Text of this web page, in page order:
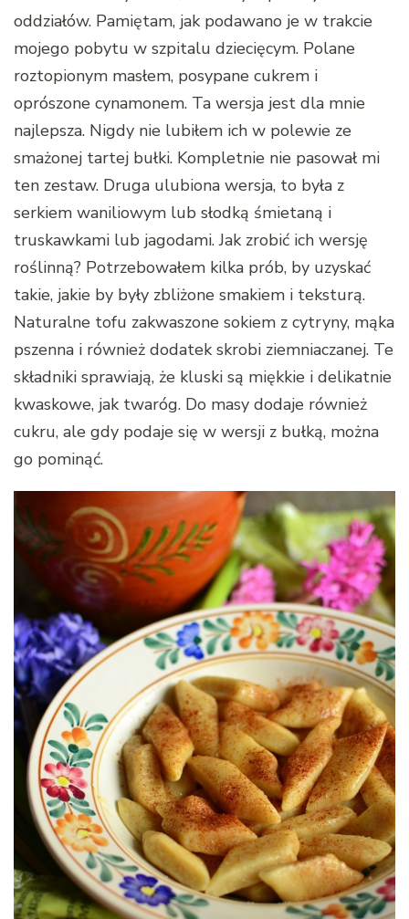
oddziałów. Pamiętam, jak podawano je w trakcie
mojego pobytu w szpitalu dziecięcym. Polane
roztopionym masłem, posypane cukrem i
oprószone cynamonem. Ta wersja jest dla mnie
najlepsza. Nigdy nie lubiłem ich w polewie ze
smażonej tartej bułki. Kompletnie nie pasował mi
ten zestaw. Druga ulubiona wersja, to była z
serkiem waniliowym lub słodką śmietaną i
truskawkami lub jagodami. Jak zrobić ich wersję
roślinną? Potrzebowałem kilka prób, by uzyskać
takie, jakie by były zbliżone smakiem i teksturą.
Naturalne tofu zakwaszone sokiem z cytryny, mąka
pszenna i również dodatek skrobi ziemniaczanej. Te
składniki sprawiają, że kluski są miękkie i delikatnie
kwaskowe, jak twaróg. Do masy dodaje również
cukru, ale gdy podaje się w wersji z bułką, można
go pominąć.